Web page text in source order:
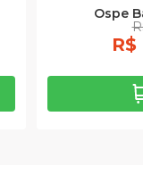
Ospe
R$